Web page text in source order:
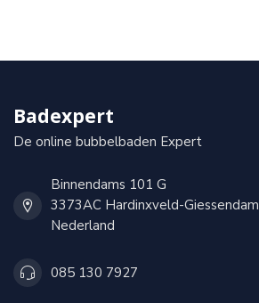
Badexpert
De online bubbelbaden Expert
Binnendams 101 G
3373AC Hardinxveld-Giessendam
Nederland
085 130 7927